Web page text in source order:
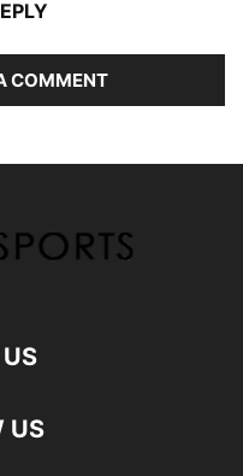
COMMENT
US